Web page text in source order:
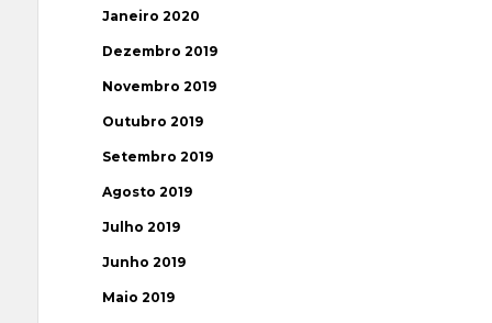
Janeiro 2020
Dezembro 2019
Novembro 2019
Outubro 2019
Setembro 2019
Agosto 2019
Julho 2019
Junho 2019
Maio 2019